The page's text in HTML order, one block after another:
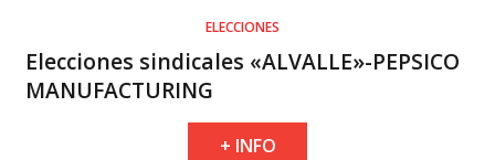
ELECCIONES
Elecciones sindicales «ALVALLE»-PEPSICO
MANUFACTURING
+ INFO